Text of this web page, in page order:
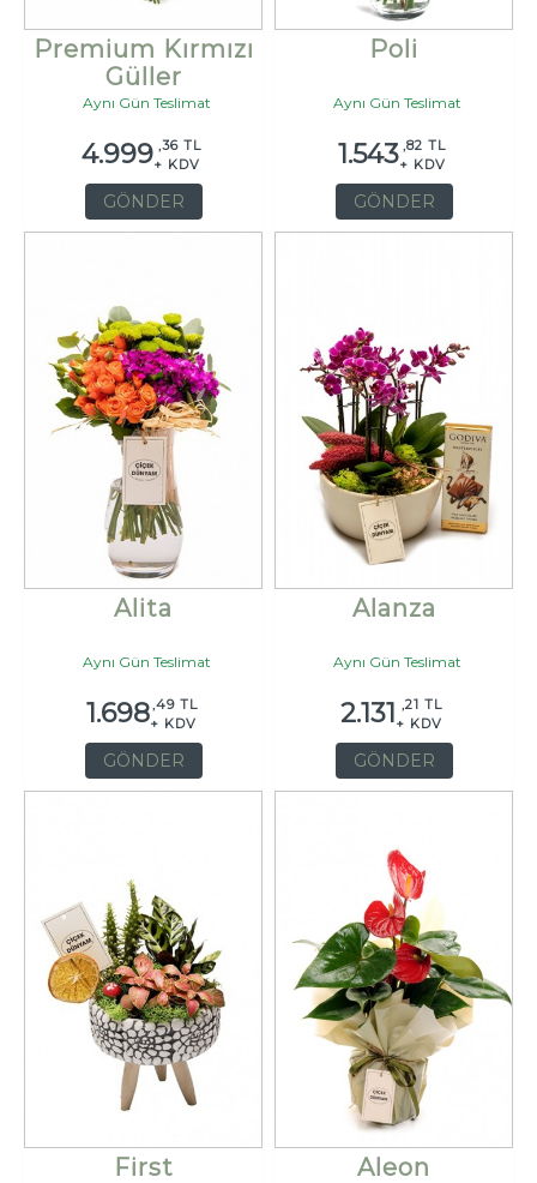
Premium Kırmızı
Güller
Aynı Gün Teslimat
4.999 ,36 TL
+ KDV
GÖNDER
Poli
Aynı Gün Teslimat
1.543 ,82 TL
+ KDV
GÖNDER
Alita
Aynı Gün Teslimat
1.698 ,49 TL
+ KDV
GÖNDER
Alanza
Aynı Gün Teslimat
2.131 ,21 TL
+ KDV
GÖNDER
First Aleon